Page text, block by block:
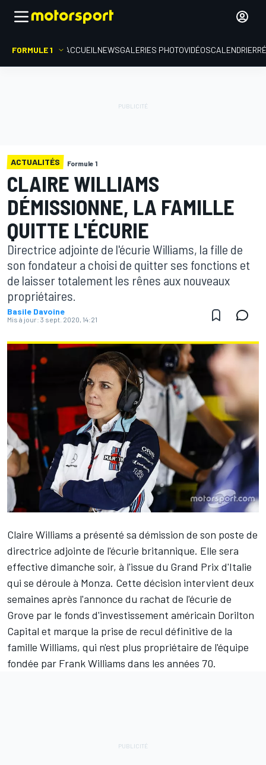
FORMULE 1 ACCUEIL NEWSGALERIES PHOTOVIDÉOSCALENDRIER
ACTUALITÉS Formule 1
CLAIRE WILLIAMS
DÉMISSIONNE, LA FAMILLE
QUITTE L'ÉCURIE
Directrice adjointe de l'écurie Williams, la fille de
son fondateur a choisi de quitter ses fonctions et
de laisser totalement les rênes aux nouveaux
propriétaires.
Basile Davoine
Mis à jour: 3 sept. 2020, 14:21
Claire Williams a présenté sa démission de son poste de
directrice adjointe de l'écurie britannique. Elle sera
effective dimanche soir, à l'issue du Grand Prix d'Italie
qui se déroule à Monza. Cette décision intervient deux
semaines après l'annonce du rachat de l'écurie de
Grove par le fonds d'investissement américain Dorilton
Capital et marque la prise de recul définitive de la
famille Williams, qui n'est plus propriétaire de l'équipe
fondée par Frank Williams dans les années 70.